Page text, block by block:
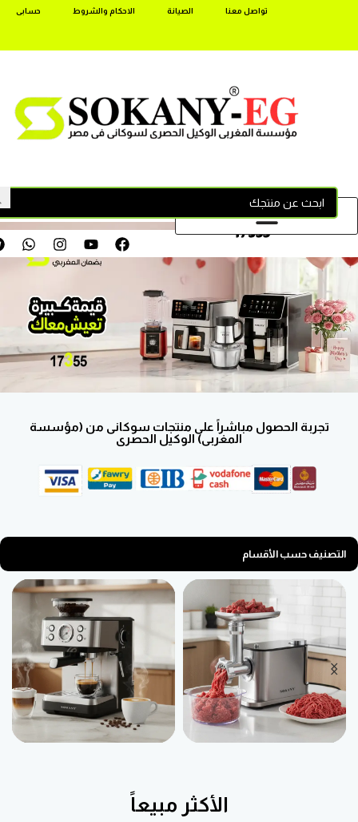
تواصل معنا الصيانة الاحكام والشروط حسابى
17355
تجربة الحصول مباشراً على منتجات سوكانى من (مؤسسة
المغربى) الوكيل الحصرى
التصنيف حسب الأقسام
الأكثر مبيعاً